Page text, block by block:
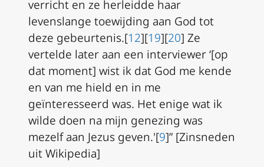
verricht en ze herleidde haar
levenslange toewijding aan God tot
deze gebeurtenis.[12][19][20] Ze
vertelde later aan een interviewer ‘[op
dat moment] wist ik dat God me kende
en van me hield en in me
geïnteresseerd was. Het enige wat ik
wilde doen na mijn genezing was
mezelf aan Jezus geven.'[9]” [Zinsneden
uit Wikipedia]